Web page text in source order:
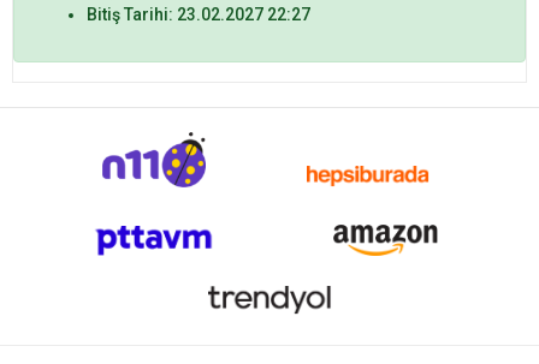
Bitiş Tarihi: 23.02.2027 22:27